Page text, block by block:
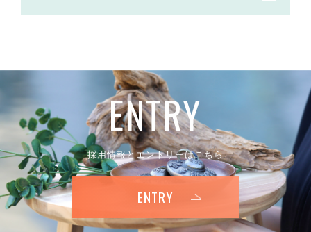
ENTRY
採用情報とエントリーはこちら
ENTRY